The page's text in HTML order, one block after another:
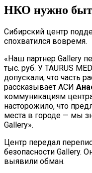
НКО нужно
Сибирский центр
спохватился вовремя.
«Наш партнер Gallery
тыс. руб. У TAURUS
допускали, что часть
рассказывает АСИ
коммуникациям
насторожило, что
места в городе — мы
Gallery».
Центр передал
безопасности Gallery.
выявили обман.